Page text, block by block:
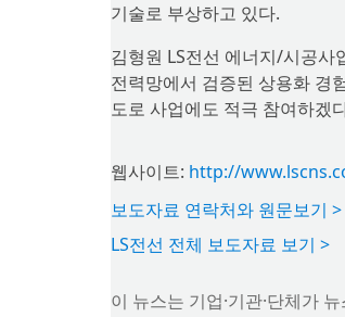
기술로 부상하고 있다.
김형원 LS전선 에너지/시공사
전력망에서 검증된 상용화 경
도로 사업에도 적극 참여하겠
웹사이트: http://
보도자료 연락처와 원문보기 >
LS전선 전체 보도자료 보기 >
이 뉴스는 기업·기관·단체가